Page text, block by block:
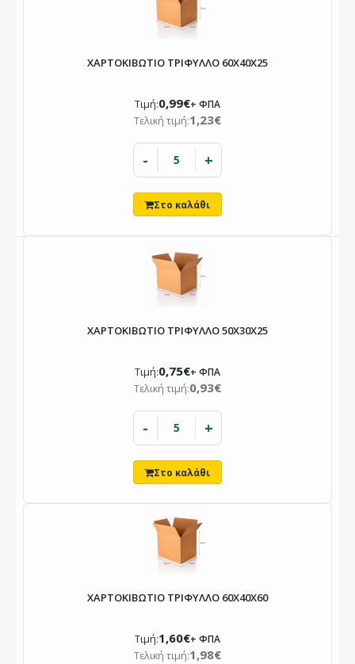
ΧΑΡΤΟΚΙΒΩΤΙΟ ΤΡΙΦΥΛΛΟ 60Χ40Χ25
Τιμή:0,99€+ ΦΠΑ
Τελική τιμή:1,23€
- +
ΧΑΡΤΟΚΙΒΩΤΙΟ ΤΡΙΦΥΛΛΟ 50X30X25
Τιμή:0,75€+ ΦΠΑ
Τελική τιμή:0,93€
- +
ΧΑΡΤΟΚΙΒΩΤΙΟ ΤΡΙΦΥΛΛΟ 60X40X60
Τιμή:1,60€+ ΦΠΑ
Τελική τιμή:1,98€